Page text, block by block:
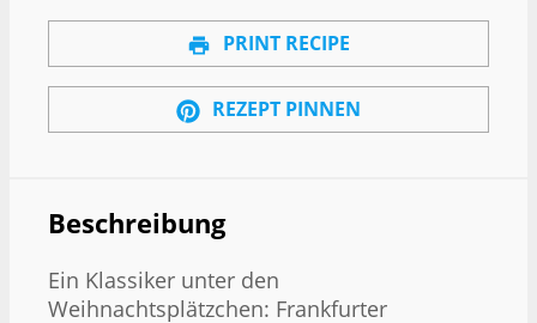
PRINT RECIPE
REZEPT PINNEN
Beschreibung
Ein Klassiker unter den
Weihnachtsplätzchen: Frankfurter